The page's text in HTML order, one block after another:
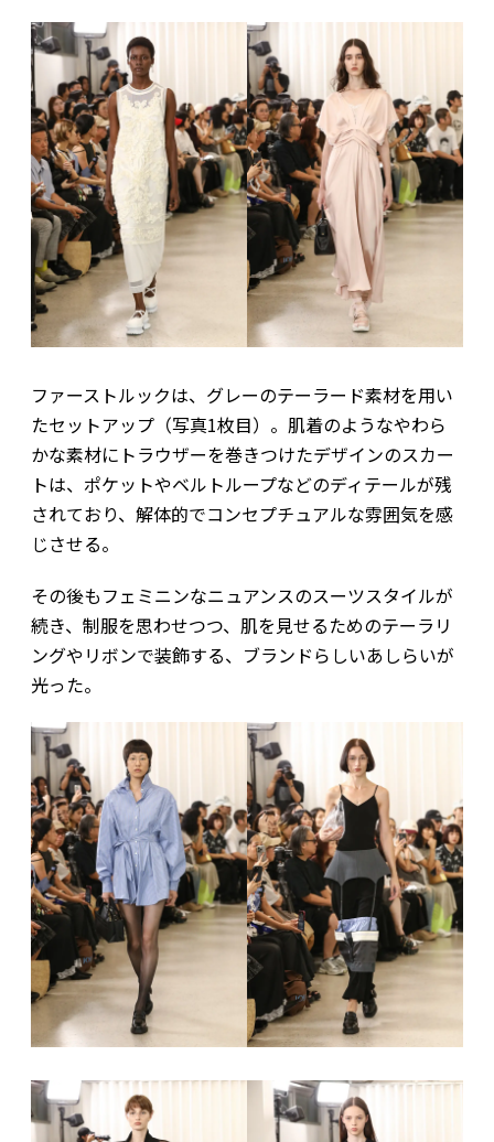
ファーストルックは、グレーのテーラード素材を用い
たセットアップ（写真1枚目）。肌着のようなやわら
かな素材にトラウザーを巻きつけたデザインのスカー
トは、ポケットやベルトループなどのディテールが残
されており、解体的でコンセプチュアルな雰囲気を感
じさせる。
その後もフェミニンなニュアンスのスーツスタイルが
続き、制服を思わせつつ、肌を見せるためのテーラリ
ングやリボンで装飾する、ブランドらしいあしらいが
光った。